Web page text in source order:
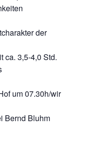
der
ca. 3,5-4,0 Std.
um 07.30h/wir
Bernd Bluhm